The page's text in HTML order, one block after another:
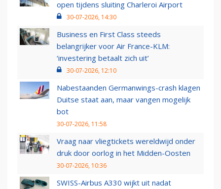
open tijdens sluiting Charleroi Airport
30-07-2026, 14:30
Business en First Class steeds
belangrijker voor Air France-KLM:
‘investering betaalt zich uit’
30-07-2026, 12:10
Nabestaanden Germanwings-crash klagen
Duitse staat aan, maar vangen mogelijk
bot
30-07-2026, 11:58
Vraag naar vliegtickets wereldwijd onder
druk door oorlog in het Midden-Oosten
30-07-2026, 10:36
SWISS-Airbus A330 wijkt uit nadat